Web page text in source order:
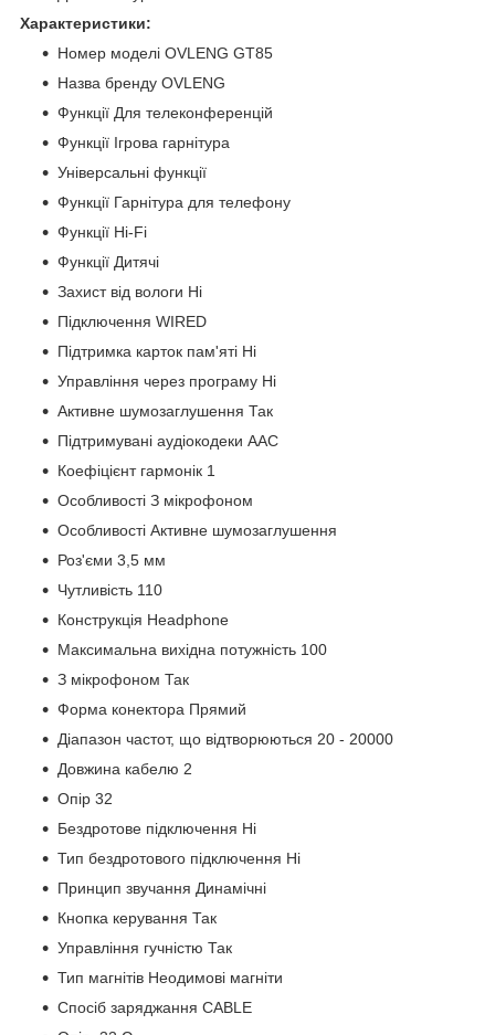
Характеристики:
Номер моделі OVLENG GT85
Назва бренду OVLENG
Функції Для телеконференцій
Функції Ігрова гарнітура
Універсальні функції
Функції Гарнітура для телефону
Функції Hi-Fi
Функції Дитячі
Захист від вологи Ні
Підключення WIRED
Підтримка карток пам'яті Ні
Управління через програму Ні
Активне шумозаглушення Так
Підтримувані аудіокодеки AAC
Коефіцієнт гармонік 1
Особливості З мікрофоном
Особливості Активне шумозаглушення
Роз'єми 3,5 мм
Чутливість 110
Конструкція Headphone
Максимальна вихідна потужність 100
З мікрофоном Так
Форма конектора Прямий
Діапазон частот, що відтворюються 20 - 20000
Довжина кабелю 2
Опір 32
Бездротове підключення Ні
Тип бездротового підключення Ні
Принцип звучання Динамічні
Кнопка керування Так
Управління гучністю Так
Тип магнітів Неодимові магніти
Спосіб заряджання CABLE